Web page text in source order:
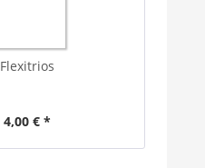
Flexitrios
4,00 € *